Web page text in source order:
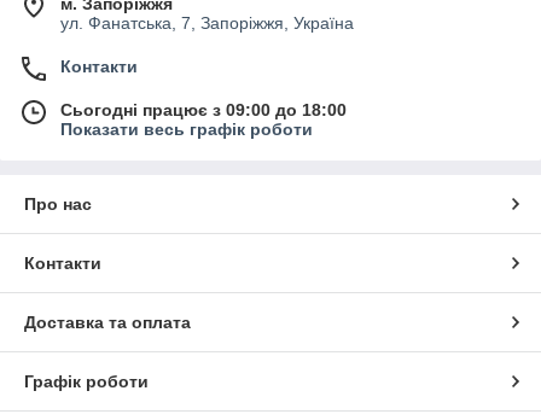
ул. Фанатська, 7, Запоріжжя, Україна
Контакти
Сьогодні працює з 09:00 до 18:00
Показати весь графік роботи
Про нас
Контакти
Доставка та оплата
Графік роботи